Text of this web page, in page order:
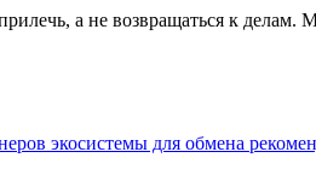
а не возвращаться к делам.
экосистемы для обмена